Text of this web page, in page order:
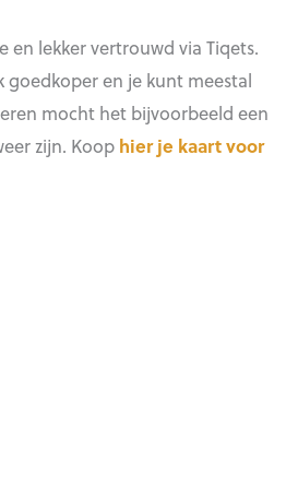
en lekker vertrouwd via Tiqets.
goedkoper en je kunt meestal
mocht het bijvoorbeeld een
zijn. Koop hier je kaart voor